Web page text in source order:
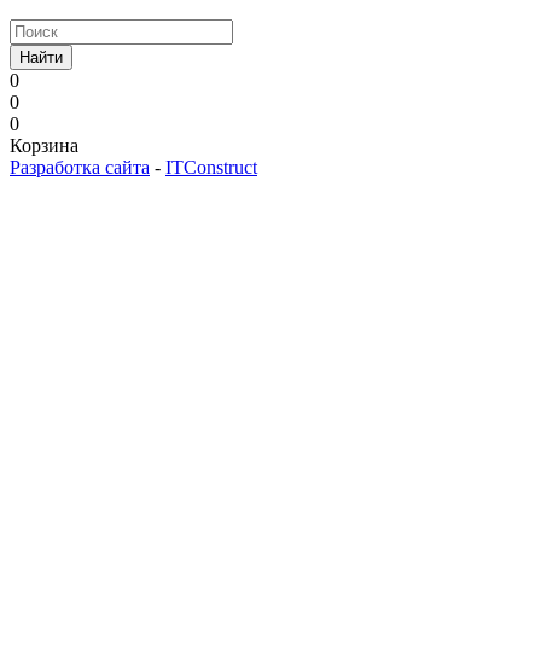
Найти
0
0
0
Корзина
Разработка сайта - ITConstruct